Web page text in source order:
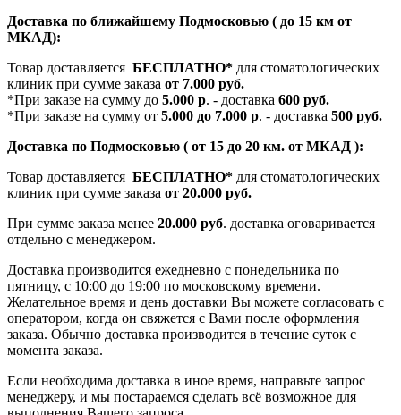
Доставка по ближайшему Подмосковью ( до 15 км от
МКАД):
Товар доставляется БЕСПЛАТНО* для стоматологических
клиник при сумме заказа от 7.000 руб.
*При заказе на сумму до 5.000 р. - доставка 600 руб.
*При заказе на сумму от 5.000 до 7.000 р. - доставка 500 руб.
Доставка по Подмосковью ( от 15 до 20 км. от МКАД ):
Товар доставляется БЕСПЛАТНО* для стоматологических
клиник при сумме заказа от 20.000 руб.
При сумме заказа менее 20.000 руб. доставка оговаривается
отдельно с менеджером.
Доставка производится ежедневно с понедельника по
пятницу, с 10:00 до 19:00 по московскому времени.
Желательное время и день доставки Вы можете согласовать с
оператором, когда он свяжется с Вами после оформления
заказа. Обычно доставка производится в течение суток с
момента заказа.
Если необходима доставка в иное время, направьте запрос
менеджеру, и мы постараемся сделать всё возможное для